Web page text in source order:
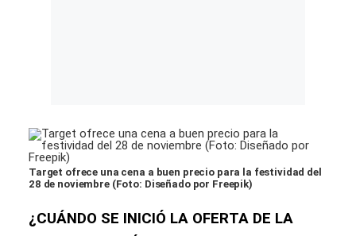
Target ofrece una cena a buen precio para la festividad del
28 de noviembre (Foto: Diseñado por Freepik)
¿CUÁNDO SE INICIÓ LA OFERTA DE LA